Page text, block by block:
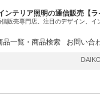
ンテリア照明の通信販売【ラ
販売専門店。注目のデザイン、イ
品一覧・商品検索 お問い合
DAIKO 大